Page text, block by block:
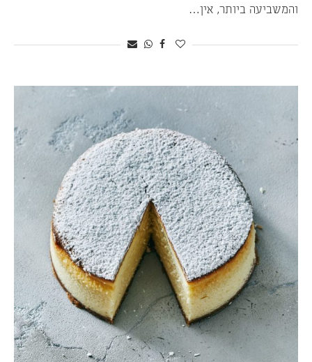
והמשביעה ביותר, אין…